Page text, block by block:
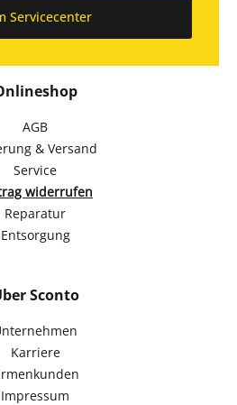
AGB
& Versand
Service
widerrufen
Reparatur
Entsorgung
Sconto
Karriere
Impressum
Servicecenter